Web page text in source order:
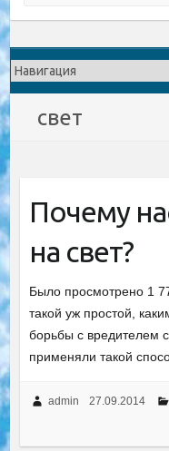
свет
Почему
на свет?
Было просмотрено 1
такой уж простой,
борьбы с вредителем
применяли такой
admin 27.09.2014